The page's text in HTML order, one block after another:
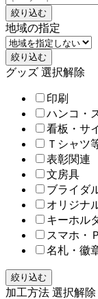
絞り込む
地域の指定
絞り込む
グッズ 選択解除
印刷
ハンコ・
看板・サ
Ｔシャツ
表彰関連
文房具
ブライダ
オリジナ
キーホル
スマホ・
名札・徽
絞り込む
加工方法 選択解除